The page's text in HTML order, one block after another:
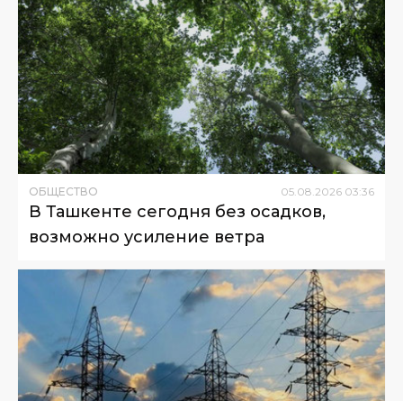
ОБЩЕСТВО 05.08.2026 03:36
В Ташкенте сегодня без осадков,
возможно усиление ветра